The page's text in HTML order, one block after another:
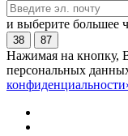
и выберите большее
38 87
Нажимая на кнопку,
персональных